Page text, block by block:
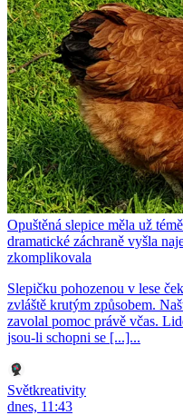
Opuštěná slepice měla už
dramatické záchraně vyšla
zkomplikovala
Slepičku pohozenou v lese
zvláště krutým způsobem.
zavolal pomoc právě včas.
jsou-li schopni se [...]...
Světkreativity
dnes, 11:43